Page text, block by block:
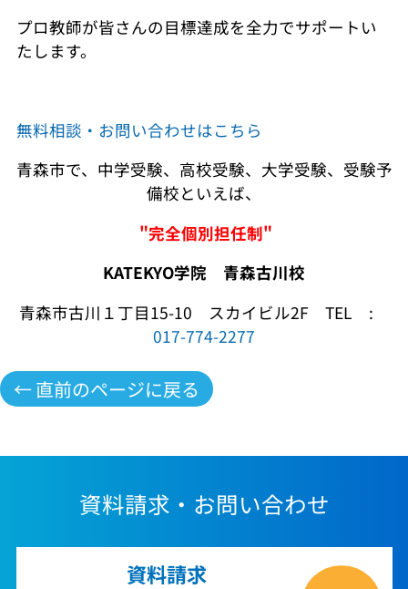
プロ教師が皆さんの目標達成を全力でサポートい
たします。
無料相談・お問い合わせはこちら
青森市で、中学受験、高校受験、大学受験、受験予
備校といえば、
"完全個別担任制"
KATEKYO学院 青森古川校
青森市古川１丁目15-10 スカイビル2F TEL :
017-774-2277
← 直前のページに戻る
資料請求・お問い合わせ
資料請求